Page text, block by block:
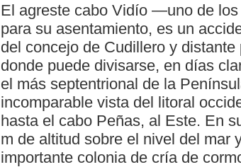
El agreste cabo Vidío —uno de
para su asentamiento, es un
del concejo de Cudillero y
donde puede divisarse, en días
el más septentrional de la
incomparable vista del litoral
hasta el cabo Peñas, al Este. En
m de altitud sobre el nivel del mar
importante colonia de cría de